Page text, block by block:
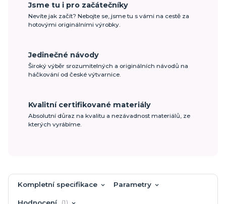
Jsme tu i pro začátečníky
Nevíte jak začít? Nebojte se, jsme tu s vámi na cestě za
hotovými originálními výrobky.
Jedinečné návody
Široký výběr srozumitelných a originálních návodů na
háčkování od české výtvarnice.
Kvalitní certifikované materiály
Absolutní důraz na kvalitu a nezávadnost materiálů, ze
kterých vyrábíme.
Kompletní specifikace Parametry